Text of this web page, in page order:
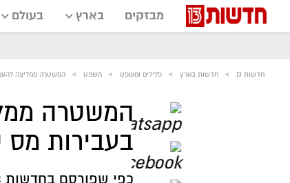
מבזקים בארץ בעולם
חדשות 13 חדשות בארץ פלילים ומשפט משפט המשטרה ממליצה
המשטרה
בעבירות מס